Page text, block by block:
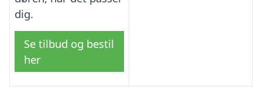
dig.
Se tilbud og bestil
her